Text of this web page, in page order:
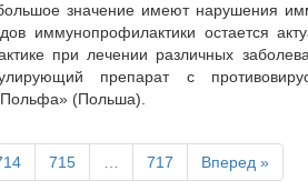
значение имеют нарушения
иммунопрофилактики остается
при лечении различных
препарат с
(Польша).
715 717 Вперед »